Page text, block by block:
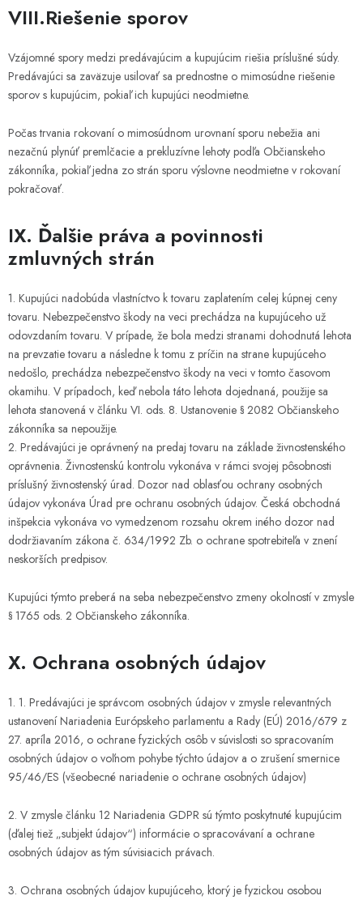
VIII.Riešenie sporov
Vzájomné spory medzi predávajúcim a kupujúcim riešia príslušné súdy.
Predávajúci sa zaväzuje usilovať sa prednostne o mimosúdne riešenie
sporov s kupujúcim, pokiaľ ich kupujúci neodmietne.
Počas trvania rokovaní o mimosúdnom urovnaní sporu nebežia ani
nezačnú plynúť premlčacie a prekluzívne lehoty podľa Občianskeho
zákonníka, pokiaľ jedna zo strán sporu výslovne neodmietne v rokovaní
pokračovať.
IX. Ďalšie práva a povinnosti
zmluvných strán
1. Kupujúci nadobúda vlastníctvo k tovaru zaplatením celej kúpnej ceny
tovaru. Nebezpečenstvo škody na veci prechádza na kupujúceho už
odovzdaním tovaru. V prípade, že bola medzi stranami dohodnutá lehota
na prevzatie tovaru a následne k tomu z príčin na strane kupujúceho
nedošlo, prechádza nebezpečenstvo škody na veci v tomto časovom
okamihu. V prípadoch, keď nebola táto lehota dojednaná, použije sa
lehota stanovená v článku VI. ods. 8. Ustanovenie § 2082 Občianskeho
zákonníka sa nepoužije.
2. Predávajúci je oprávnený na predaj tovaru na základe živnostenského
oprávnenia. Živnostenskú kontrolu vykonáva v rámci svojej pôsobnosti
príslušný živnostenský úrad. Dozor nad oblasťou ochrany osobných
údajov vykonáva Úrad pre ochranu osobných údajov. Česká obchodná
inšpekcia vykonáva vo vymedzenom rozsahu okrem iného dozor nad
dodržiavaním zákona č. 634/1992 Zb. o ochrane spotrebiteľa v znení
neskorších predpisov.
Kupujúci týmto preberá na seba nebezpečenstvo zmeny okolností v zmysle
§ 1765 ods. 2 Občianskeho zákonníka.
X. Ochrana osobných údajov
1. 1. Predávajúci je správcom osobných údajov v zmysle relevantných
ustanovení Nariadenia Európskeho parlamentu a Rady (EÚ) 2016/679 z
27. apríla 2016, o ochrane fyzických osôb v súvislosti so spracovaním
osobných údajov o voľnom pohybe týchto údajov a o zrušení smernice
95/46/ES (všeobecné nariadenie o ochrane osobných údajov)
2. V zmysle článku 12 Nariadenia GDPR sú týmto poskytnuté kupujúcim
(ďalej tiež „subjekt údajov“) informácie o spracovávaní a ochrane
osobných údajov as tým súvisiacich právach.
3. Ochrana osobných údajov kupujúceho, ktorý je fyzickou osobou